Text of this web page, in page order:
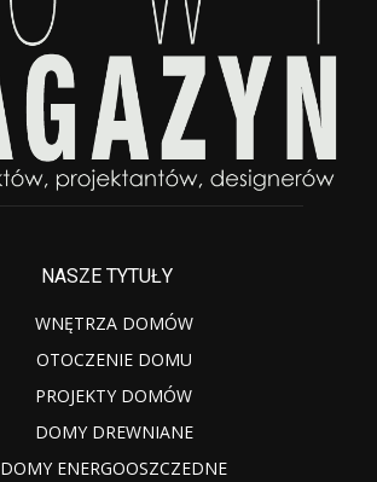
NASZE TYTUŁY
WNĘTRZA DOMÓW
OTOCZENIE DOMU
PROJEKTY DOMÓW
DOMY DREWNIANE
DOMY ENERGOOSZCZEDNE